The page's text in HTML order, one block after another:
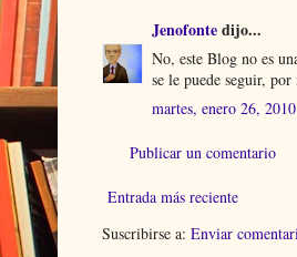
Jenofontedijo...
No, este Blog no es
se le puede seguir,
martes, enero 26, 2010
Publicar un comentario
Entrada más reciente
Suscribirse a: Enviar